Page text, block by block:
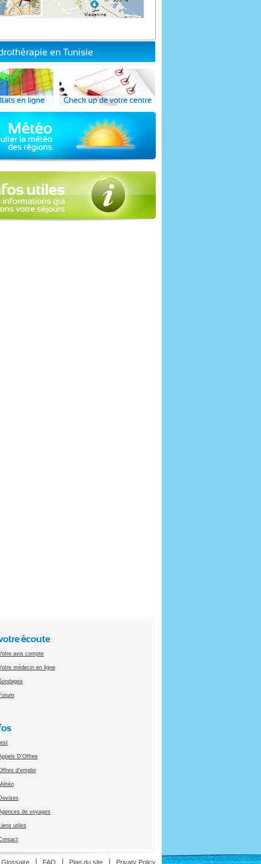
en Tunisie
écoute
avis compte
médecin en ligne
D'Offres
d'emploi
de voyages
utiles
Glossaire FAQ Plan du site Privaty Policy